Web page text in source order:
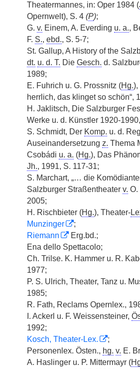
Theatermannes, in: Oper 1984 (
Opernwelt), S. 4 (P);
G. v. Einem, A. Everding u. a.,
F. S., ebd., S. 5-7;
St. Gallup, A History of the
dt. u. d. T. Die Gesch. d.
1989;
E. Fuhrich u. G. Prossnitz (Hg.),
herrlich, das klinget so schön“,
H. Jaklitsch, Die Salzburger
Werke u. d. Künstler 1920-
S. Schmidt, Der Komp. u. d.
Auseinandersetzung z. Thema
Csobádi u. a. (Hg.), Das
Jh., 1991, S. 117-31;
S. Marchart, „… die
Salzburger Straßentheater v. O.
2005;
H. Rischbieter (Hg.), Theater-
Munzinger
;
Riemann
Erg.bd.;
Ena dello Spettacolo;
Ch. Trilse. K. Hammer u. R.
1977;
P. S. Ulrich, Theater, Tanz u.
1985;
R. Fath, Reclams Opernlex.,
I. Ackerl u. F. Weissensteiner,
1992;
Kosch, Theater-Lex.
;
Personenlex. Östen., hg. v. E.
A. Haslinger u. P. Mittermayr (